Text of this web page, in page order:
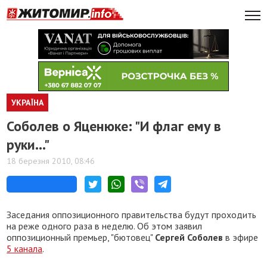
УКРАЇНА
Соболев о Яценюке: "И флаг ему в
руки..."
18 березня 2010, 08:46
Заседания оппозиционного правительства будут проходить
на реже одного раза в неделю. Об этом заявил
оппозиционный премьер, "бютовец" Сергей Соболев в эфире
5 канала.